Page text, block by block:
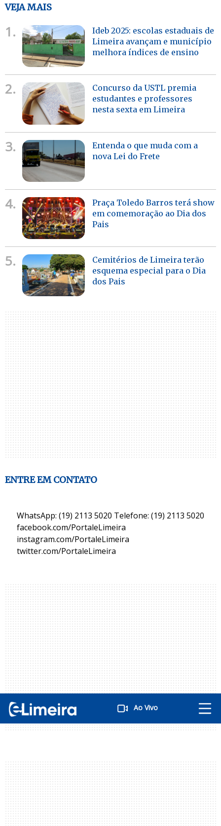
Ao Vivo
VEJA MAIS
1.
Ideb 2025: escolas estaduais de
Limeira avançam e município
melhora índices de ensino
2.
Concurso da USTL premia
estudantes e professores
nesta sexta em Limeira
3.
Entenda o que muda com a
nova Lei do Frete
4.
Praça Toledo Barros terá show
em comemoração ao Dia dos
Pais
5.
Cemitérios de Limeira terão
esquema especial para o Dia
dos Pais
ENTRE EM CONTATO
WhatsApp: (19) 2113 5020 Telefone: (19) 2113 5020
facebook.com/PortaleLimeira
instagram.com/PortaleLimeira
twitter.com/PortaleLimeira